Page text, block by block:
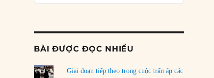
03/08/2026
Đặt cược vào thất bại: Các quỹ đầu tư mạo
rủi ro
BÀI ĐƯỢC ĐỌC NHIỀU
Giai đoạn tiếp theo trong cuộc trấn áp các